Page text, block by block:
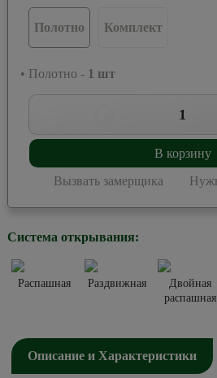
Полотно Комплект
• Полотно - 1 шт
1
В корзину
Вызвать замерщика
Система открывания:
Распашная Раздвижная
Двойная
распашная
Описание и Характеристики